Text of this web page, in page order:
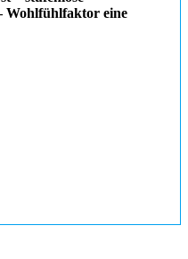
Wohlfühlfaktor eine